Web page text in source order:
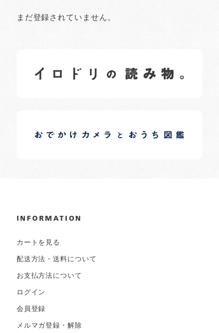
まだ登録されていません。
日常の様子など随時更新中です。
日常の様子など随時更新中です。
INFORMATION
カートを見る
配送方法・送料について
お支払方法について
ログイン
会員登録
メルマガ登録・解除